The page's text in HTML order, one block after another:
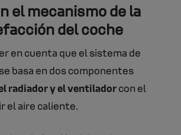
el mecanismo de la
del coche
en cuenta que el sistema de
basa en dos componentes
radiador y el ventiladorcon el
el aire caliente.